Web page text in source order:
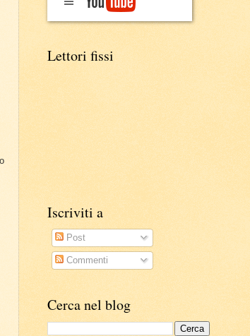
Lettori fissi
Iscriviti a
Post
Commenti
Cerca nel blog